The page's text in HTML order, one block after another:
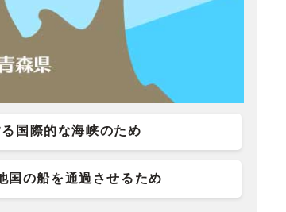
国際的な海峡のため
国の船を通過させるため